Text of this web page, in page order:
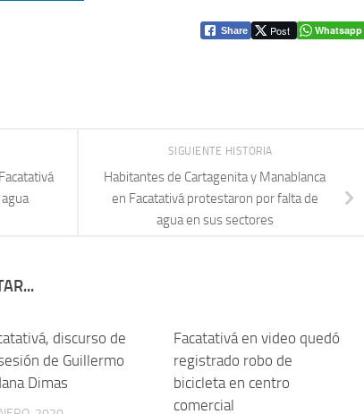
Share Post Whatsapp
SIGUIENTE HISTORIA
Habitantes de Cartagenita y Manablanca
en Facatativá protestaron por falta de
agua en sus sectores
discurso de
de Guillermo
Dimas
Facatativá en video quedó
registrado robo de
bicicleta en centro
comercial